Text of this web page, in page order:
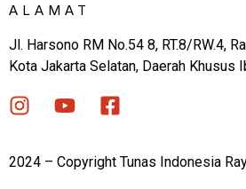
ALAMAT
Jl. Harsono RM No.54 8, RT.8/RW.4,
Kota Jakarta Selatan, Daerah Khusus
2024 – Copyright Tunas Indonesia